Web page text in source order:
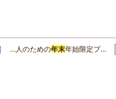
…人のための年末年始限定プ…